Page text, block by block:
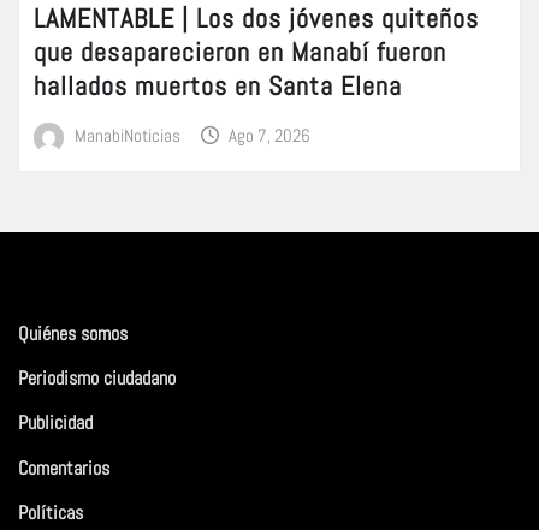
LAMENTABLE | Los dos jóvenes quiteños
que desaparecieron en Manabí fueron
hallados muertos en Santa Elena
ManabiNoticias Ago 7, 2026
Quiénes somos
Periodismo ciudadano
Publicidad
Comentarios
Políticas